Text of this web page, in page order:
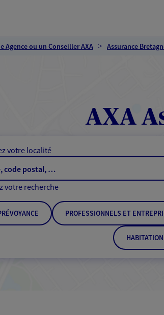
Agence ou un Conseiller AXA Assurance
AXA
votre localité
votre recherche
PROFESSIONNELS ET
HABITATION